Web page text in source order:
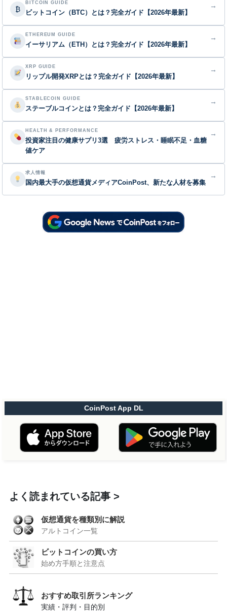
₿
BITCOIN GUIDE
ビットコイン（BTC）とは？完全ガイド【2026年最新】
→
ETHEREUM GUIDE
イーサリアム（ETH）とは？完全ガイド【2026年最新】
→
XRP GUIDE
リップル開発XRPとは？完全ガイド【2026年最新】
→
STABLECOIN GUIDE
ステーブルコインとは？完全ガイド【2026年最新】
→
HEALTH & PERFORMANCE
投資家注目の健康サプリ3選 疲労ストレス・睡眠不足・血糖
値ケア
→
求人情報
国内最大手の仮想通貨メディアCoinPost、新たな人材を募集
→
CoinPost App DL
よく読まれている記事
仮想通貨を種類別に解説
アルトコイン一覧
ビットコインの買い方
始め方手順と注意点
おすすめ取引所ランキング
実績・評判・目的別